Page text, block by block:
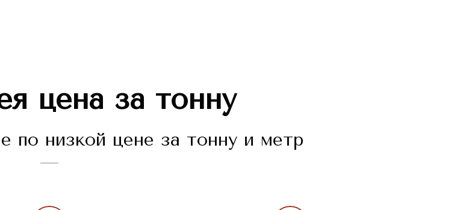
цена за тонну
по низкой цене за тонну и метр